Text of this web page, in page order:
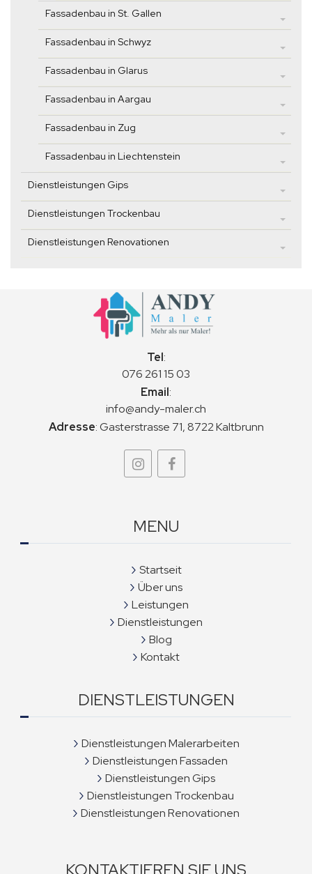
Fassadenbau in St. Gallen
Fassadenbau in Schwyz
Fassadenbau in Glarus
Fassadenbau in Aargau
Fassadenbau in Zug
Fassadenbau in Liechtenstein
Dienstleistungen Gips
Dienstleistungen Trockenbau
Dienstleistungen Renovationen
Tel:
076 261 15 03
Email:
info@andy-maler.ch
Adresse:Gasterstrasse 71, 8722 Kaltbrunn
MENU
Startseit
Über uns
Leistungen
Dienstleistungen
Blog
Kontakt
DIENSTLEISTUNGEN
Dienstleistungen Malerarbeiten
Dienstleistungen Fassaden
Dienstleistungen Gips
Dienstleistungen Trockenbau
Dienstleistungen Renovationen
KONTAKTIEREN SIE UNS